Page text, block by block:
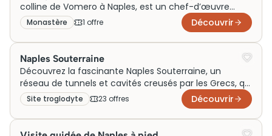
billets pour une visite est élevée, témoignant de son
incontournable popularité en tant qu’attrait
touristique majeur.
colline de Vomero à Naples, est un chef-d’œuvre
d’architecture baroque datant du XIVe siècle.
Initialement un monastère chartreux, il offre
aujourd’hui une plongée captivante dans l’histoire
locale grâce à ses fresques et ses jardins. Les visiteurs
peuvent acheter des billets pour découvrir ce site
incontournable de Naples.
Monastère 1 offre Découvrir
Naples Souterraine
Découvrez la fascinante Naples Souterraine, un
réseau de tunnels et cavités creusés par les Grecs, qui
révèle l’histoire millénaire de la ville. Jadis utilisée pour
l’approvisionnement en eau et comme refuge, cette
merveille architecturale mêle histoire et mystère.
Aujourd’hui, elle est une attraction incontournable
Site troglodyte 23 offres Découvrir